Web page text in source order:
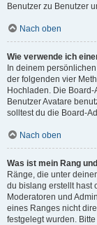
Benutzer zu Benutzer
Nach oben
Wie verwende ich
In deinem
der folgenden vier
Hochladen. Die
Benutzer Avatare
solltest du die Board-
Nach oben
Was ist mein Rang
Ränge, die unter
du bislang erstellt hast
Moderatoren und
eines Ranges nicht
festgelegt wurden.